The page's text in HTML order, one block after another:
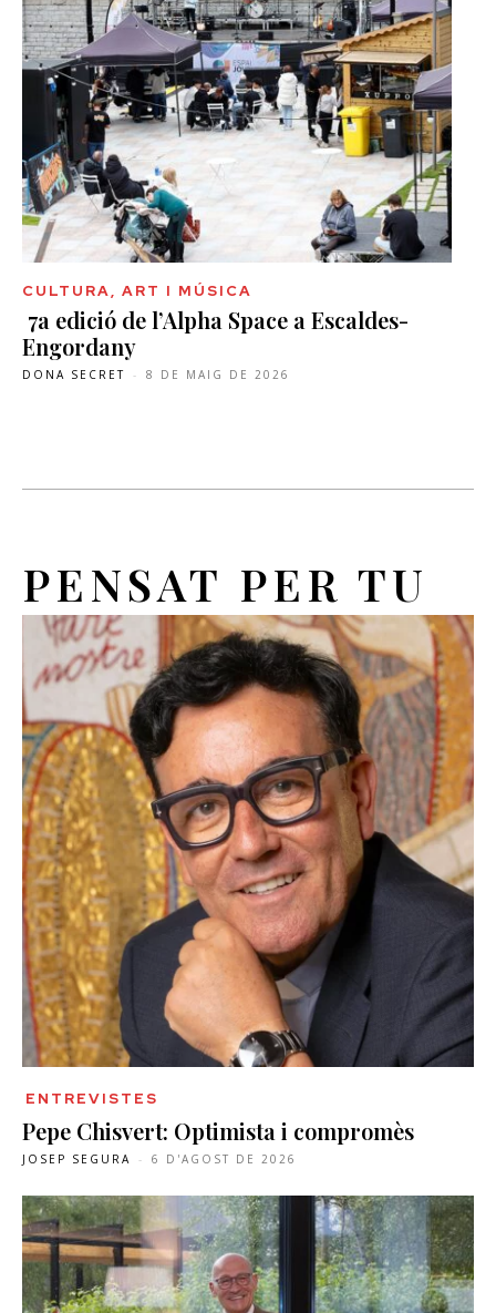
CULTURA, ART I MÚSICA
7a edició de l’Alpha Space a Escaldes-
Engordany
DONA SECRET - 8 DE MAIG DE 2026
PENSAT PER TU
ENTREVISTES
Pepe Chisvert: Optimista i compromès
JOSEP SEGURA - 6 D'AGOST DE 2026